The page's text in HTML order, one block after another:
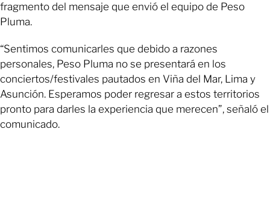
fragmento del mensaje que envió el equipo de Peso
Pluma.
“Sentimos comunicarles que debido a razones
personales, Peso Pluma no se presentará en los
conciertos/festivales pautados en Viña del Mar, Lima y
Asunción. Esperamos poder regresar a estos territorios
pronto para darles la experiencia que merecen”, señaló el
comunicado.